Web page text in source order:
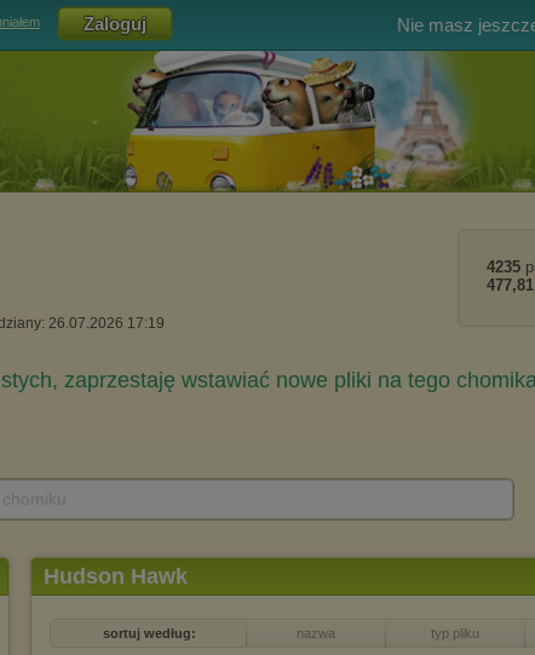
Nie masz
26.07.2026 17:19
4235
477,81
Hudson Hawk
sortuj według: nazwa typ pliku